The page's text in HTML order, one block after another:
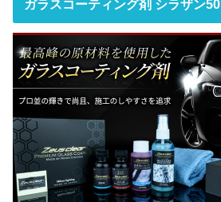
ガラスコーティング剤 シラザン50